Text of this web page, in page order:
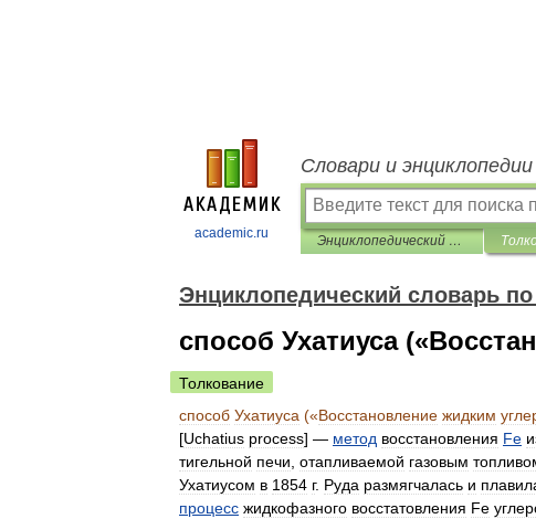
academic.ru
Словари и
Энциклопедический словарь по металлургии
Энциклопедический словарь
способ Ухатиуса
Толкование
способ Ухатиуса («Восстановление жидким
[Uchatius process] — метод восстановления Fe
тигельной печи отапливаемой газовым
Ухатиусом в 1854 г. Руда размягчалась и
процесс жидкофазного восстатовления Fe